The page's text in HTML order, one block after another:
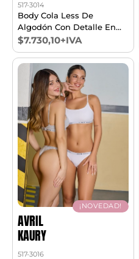
517-3014
Body Cola Less De
Algodón Con Detalle En
Bretel T1/3
$7.730,10+IVA
¡NOVEDAD!
AVRIL
KAURY
517-3016